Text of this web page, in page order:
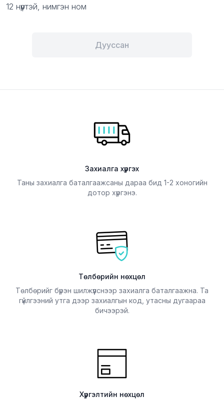
Description
12 нүүртэй, нимгэн ном
Дууссан
Захиалга хүргэх
Таны захиалга баталгаажсаны дараа бид 1-2 хоногийн
дотор хүргэнэ.
Төлбөрийн нөхцөл
Төлбөрийг бүрэн шилжүүлснээр захиалга баталгаажна. Та
гүйлгээний утга дээр захиалгын код, утасны дугаараа
бичээрэй.
Хүргэлтийн нөхцөл